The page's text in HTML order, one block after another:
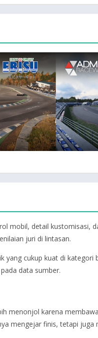
mobil, detail kustomisasi,
juri di lintasan.
cukup kuat di kategori
data sumber.
menonjol karena
mengejar finis, tetapi